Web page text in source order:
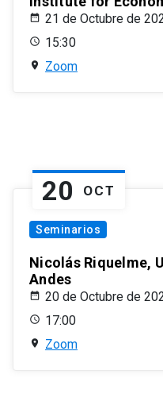
21 de Octubre de
15:30
Zoom
20 OCT
Seminarios
Nicolás Riquelme,
Andes
20 de Octubre de
17:00
Zoom